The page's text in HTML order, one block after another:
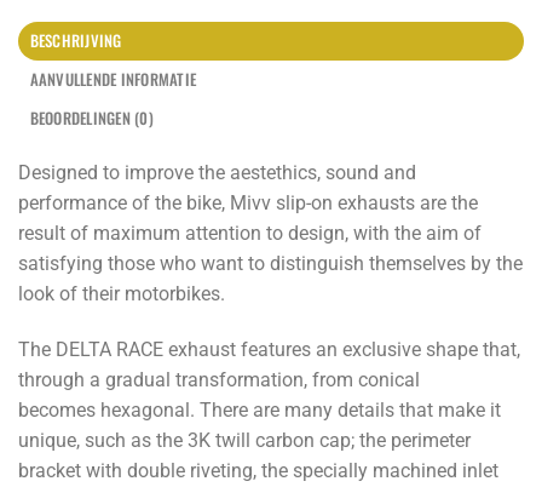
BESCHRIJVING
AANVULLENDE INFORMATIE
BEOORDELINGEN (0)
Designed to improve the aestethics, sound and
performance of the bike, Mivv slip-on exhausts are the
result of maximum attention to design, with the aim of
satisfying those who want to distinguish themselves by the
look of their motorbikes.
The DELTA RACE exhaust features an exclusive shape that,
through a gradual transformation, from conical
becomes hexagonal. There are many details that make it
unique, such as the 3K twill carbon cap; the perimeter
bracket with double riveting, the specially machined inlet